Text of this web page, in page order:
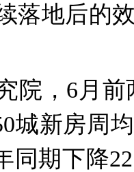
地后的效
，6月前
城新房周
同期下降